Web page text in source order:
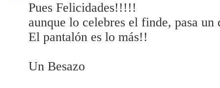
Pues Felicidades!!!!!
aunque lo celebres el finde, pasa
El pantalón es lo más!!
Un Besazo